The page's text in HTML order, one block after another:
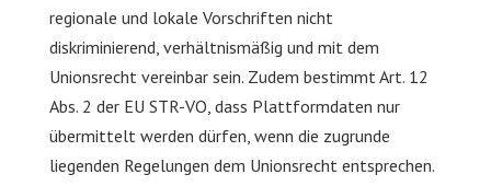
regionale und lokale Vorschriften nicht
diskriminierend, verhältnismäßig und mit dem
Unionsrecht vereinbar sein. Zudem bestimmt Art. 12
Abs. 2 der EU STR-VO, dass Plattformdaten nur
übermittelt werden dürfen, wenn die zugrunde
liegenden Regelungen dem Unionsrecht entsprechen.